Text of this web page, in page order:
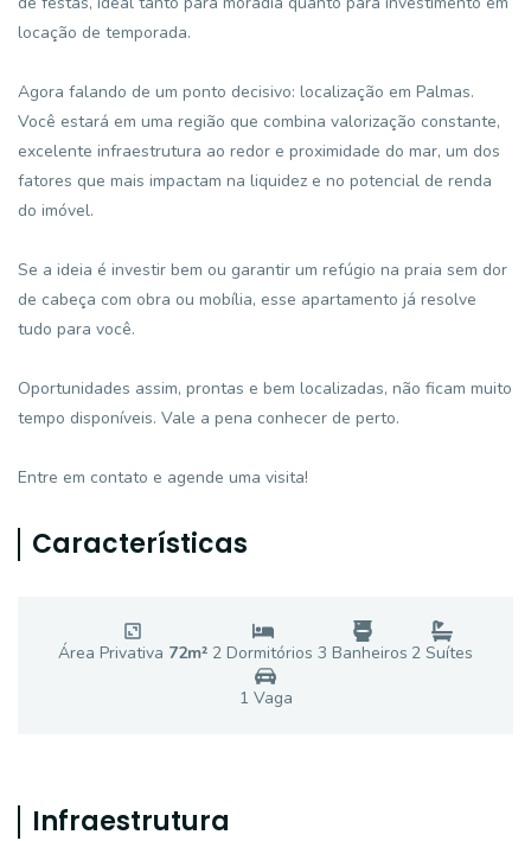
locação de temporada.
Agora falando de um ponto decisivo: localização em Palmas.
Você estará em uma região que combina valorização constante,
excelente infraestrutura ao redor e proximidade do mar, um dos
fatores que mais impactam na liquidez e no potencial de renda
do imóvel.
Se a ideia é investir bem ou garantir um refúgio na praia sem dor
de cabeça com obra ou mobília, esse apartamento já resolve
tudo para você.
Oportunidades assim, prontas e bem localizadas, não ficam muito
tempo disponíveis. Vale a pena conhecer de perto.
Entre em contato e agende uma visita!
Características
Área Privativa 72m² 2 Dormitórios 3 Banheiros 2 Suítes
1 Vaga
Infraestrutura